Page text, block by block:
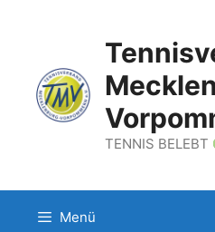
TENNIS BELEBT
Menü